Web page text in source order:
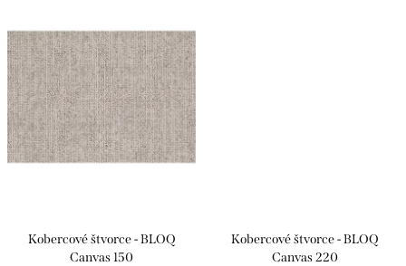
Kobercové štvorce - BLOQ
Canvas 150
Kobercové štvorce - BLOQ
Canvas 220